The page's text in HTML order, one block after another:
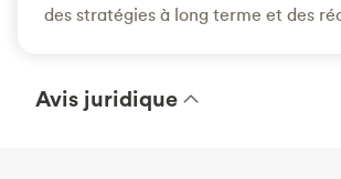
des stratégies à long terme et des
Avis juridique